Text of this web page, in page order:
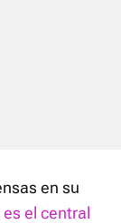
en su
es el central